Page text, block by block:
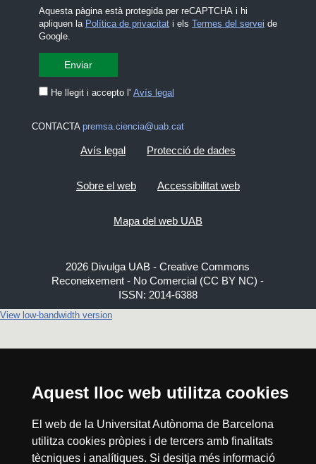
Aquest lloc web utilitza cookies
El web de la Universitat Autònoma de Barcelona
utilitza cookies pròpies i de tercers amb finalitats
tècniques i analítiques. Si desitja més informació
Aquesta pàgina està protegida per reCAPTCHA i hi
apliquen la Política de privacitati els Termes del servei de
Google.
He llegit i accepto l' Avís legal
CONTACTA premsa.ciencia@uab.cat
Avís legal Protecció de dades
Sobre el web Accessibilitat web
Mapa del web UAB
2026 Divulga UAB - Creative Commons
Reconeixement - No Comercial (CC BY NC) -
ISSN: 2014-6388
View low-bandwidth version